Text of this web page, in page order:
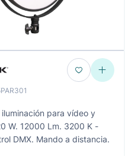
para vídeo y
W. 12000 Lm. 3200 K -
DMX. Mando a distancia.